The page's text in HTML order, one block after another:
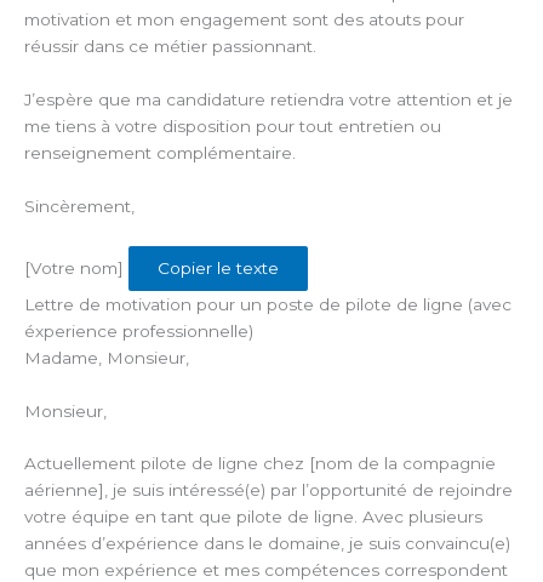
motivation et mon engagement sont des atouts pour
réussir dans ce métier passionnant.
J’espère que ma candidature retiendra votre attention et je
me tiens à votre disposition pour tout entretien ou
renseignement complémentaire.
Sincèrement,
[Votre nom]
Copier le texte
Lettre de motivation pour un poste de pilote de ligne (avec
éxperience professionnelle)
Madame, Monsieur,
Monsieur,
Actuellement pilote de ligne chez [nom de la compagnie
aérienne], je suis intéressé(e) par l’opportunité de rejoindre
votre équipe en tant que pilote de ligne. Avec plusieurs
années d’expérience dans le domaine, je suis convaincu(e)
que mon expérience et mes compétences correspondent